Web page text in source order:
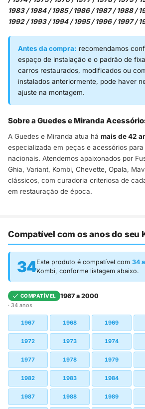
1983 / 1984 / 1985 / 1986 / 1987 / 1988 /
1992 / 1993 / 1994 / 1995 / 1996 / 1997 /
Antes da compra: recomendamos
espaço de instalação e o padrão de
carros restaurados, modificados ou
instalados anteriormente, pode haver
ajuste na montagem.
Sobre a Guedes e Miranda
A Guedes e Miranda atua há mais de 42
especializada em peças e acessórios
nacionais. Atendemos apaixonados por
Ghia, Variant, Kombi, Chevette, Opala,
clássicos, com curadoria criteriosa de
em restauração de época.
Compatível com os anos do seu
34Este produto é compatível com 34
Kombi, conforme listagem abaixo.
COMPATÍVEL 1967 a 2000
· 34 anos
1967 1968 1969
1972 1973 1974
1977 1978 1979
1982 1983 1984
1987 1988 1989